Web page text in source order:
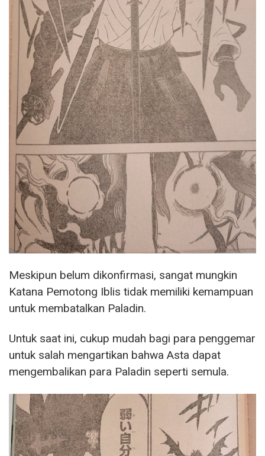
Meskipun belum dikonfirmasi, sangat mungkin
Katana Pemotong Iblis tidak memiliki kemampuan
untuk membatalkan Paladin.
Untuk saat ini, cukup mudah bagi para penggemar
untuk salah mengartikan bahwa Asta dapat
mengembalikan para Paladin seperti semula.